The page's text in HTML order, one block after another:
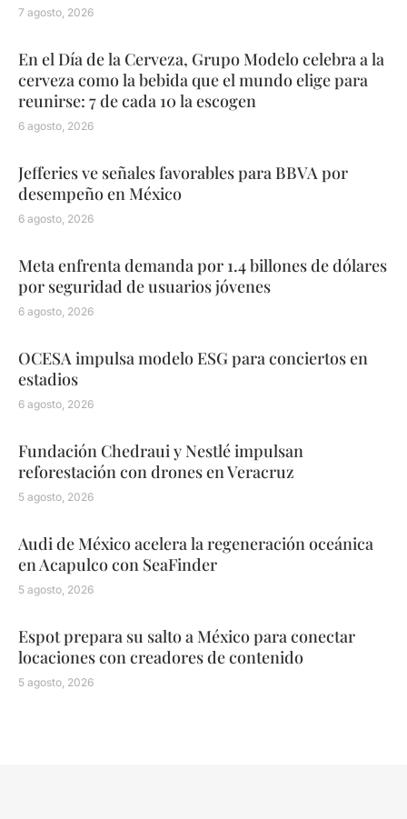
7 agosto, 2026
En el Día de la Cerveza, Grupo Modelo celebra a la
cerveza como la bebida que el mundo elige para
reunirse: 7 de cada 10 la escogen
6 agosto, 2026
Jefferies ve señales favorables para BBVA por
desempeño en México
6 agosto, 2026
Meta enfrenta demanda por 1.4 billones de dólares
por seguridad de usuarios jóvenes
6 agosto, 2026
OCESA impulsa modelo ESG para conciertos en
estadios
6 agosto, 2026
Fundación Chedraui y Nestlé impulsan
reforestación con drones en Veracruz
5 agosto, 2026
Audi de México acelera la regeneración oceánica
en Acapulco con SeaFinder
5 agosto, 2026
Espot prepara su salto a México para conectar
locaciones con creadores de contenido
5 agosto, 2026